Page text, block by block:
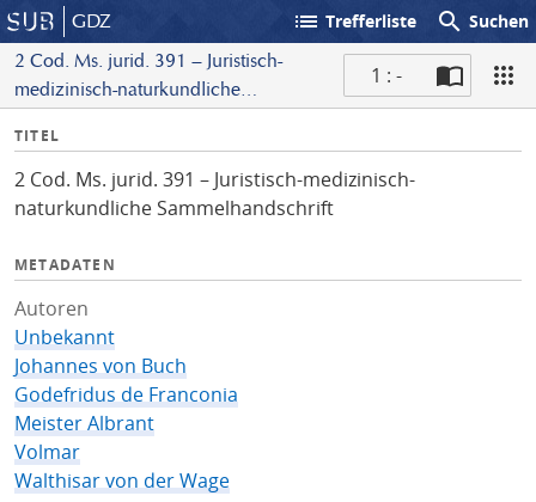
GDZ list Trefferliste search Suchen
2 Cod. Ms. jurid. 391 – Juristisch-
medizinisch-naturkundliche
1 : -
I
f
o
TITEL
2 Cod. Ms. jurid. 391 – Juristisch-medizinisch-
naturkundliche Sammelhandschrift
METADATEN
Autoren
Unbekannt
Johannes von Buch
Godefridus de Franconia
Meister Albrant
Volmar
Walthisar von der Wage